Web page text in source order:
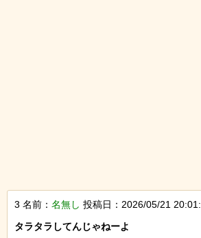
3 名前： 名無し 投稿日：2026/05/21
タラタラしてんじゃねーよ